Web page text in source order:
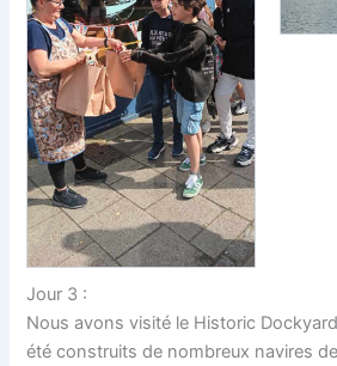
Jour 3 :
Nous avons visité le Historic
été construits de nombreux navires